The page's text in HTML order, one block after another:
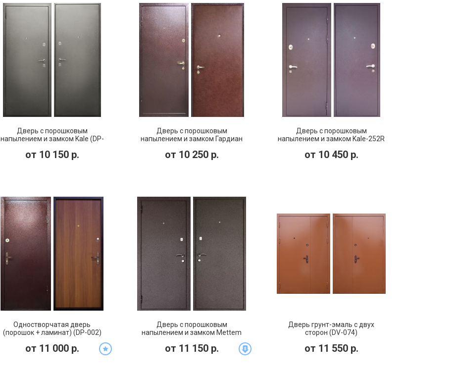
Дверь с порошковым
напылением и замком Kale (DP-
от 10 150р.
Дверь с порошковым
напылением и замком Гардиан
от 10 250р.
Дверь с порошковым
напылением и замком Kale-252R
от 10 450р.
Одностворчатая дверь
(порошок + ламинат) (DP-002)
от 11 000р.
Дверь с порошковым
напылением и замком Mettem
от 11 150р.
Дверь грунт-эмаль с двух
сторон (DV-074)
от 11 550р.